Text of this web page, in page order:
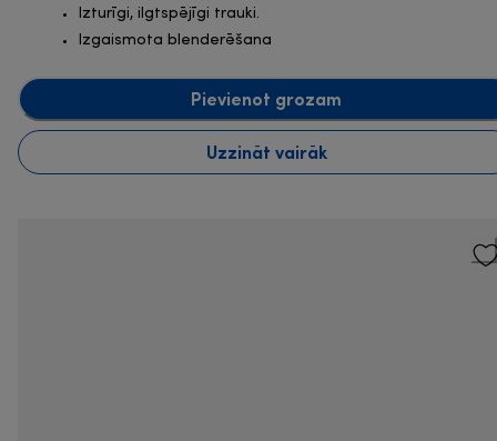
Izturīgi, ilgtspējīgi trauki.
Izgaismota blenderēšana
Pievienot grozam
Uzzināt vairāk